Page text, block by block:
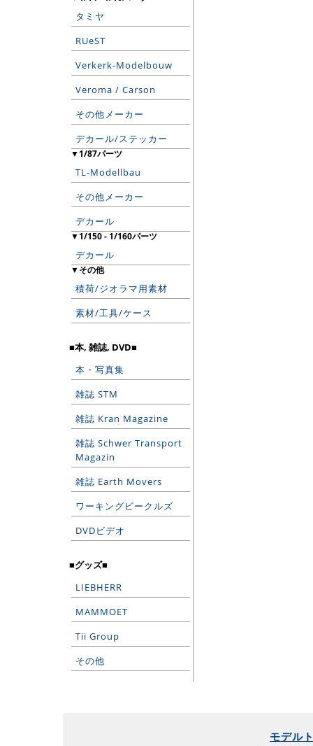
タミヤ
RUeST
Verkerk-Modelbouw
Veroma / Carson
その他メーカー
デカール/ステッカー
▼1/87パーツ
TL-Modellbau
その他メーカー
デカール
▼1/150 - 1/160パーツ
デカール
▼その他
積荷/ジオラマ用素材
素材/工具/ケース
■本, 雑誌, DVD■
本・写真集
雑誌 STM
雑誌 Kran Magazine
雑誌 Schwer Transport
Magazin
雑誌 Earth Movers
ワーキングビークルズ
DVDビデオ
■グッズ■
LIEBHERR
MAMMOET
Tii Group
その他
モデル